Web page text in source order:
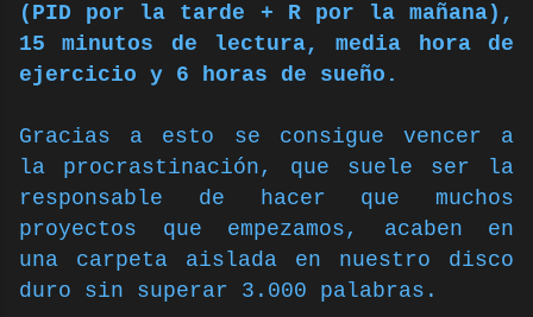
(PID por la tarde + R por la mañana),
15 minutos de lectura, media hora de
ejercicio y 6 horas de sueño.
Gracias a esto se consigue vencer a
la procrastinación, que suele ser la
responsable de hacer que muchos
proyectos que empezamos, acaben en
una carpeta aislada en nuestro disco
duro sin superar 3.000 palabras.